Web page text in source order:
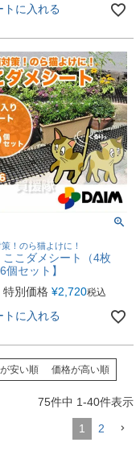
トに入れる
！のら猫よけに！
ここダメシート（4枚
個セット】
特別価格 ¥2,720税込
トに入れる
安い順 価格が高い順
75件中 1-40件表示
1 2